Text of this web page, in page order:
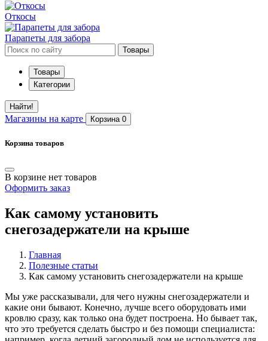
Откосы
Парапеты для забора
Товары
Товары
Категории
Найти!
Магазины на карте Корзина 0
Корзина товаров
В корзине нет товаров
Оформить заказ
Как самому установить
снегозадержатели на крыше
Главная
Полезные статьи
Как самому установить снегозадержатели на крыше
​Мы уже рассказывали, для чего нужны снегозадержатели и
какие они бывают. Конечно, лучше всего оборудовать ими
кровлю сразу, как только она будет построена. Но бывает так,
что это требуется сделать быстро и без помощи специалиста: